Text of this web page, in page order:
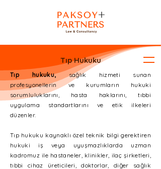
Tıp Hukuku
Tıp hukuku,sağlık hizmeti sunan
profesyonellerin ve kurumların hukuki
sorumluluklarını, hasta haklarını, tıbbi
uygulama standartlarını ve etik ilkeleri
düzenler.
Tıp hukuku kaynaklı özel teknik bilgi gerektiren
hukuki iş veya uyuşmazlıklarda uzman
kadromuz ile hastaneler, klinikler, ilaç şirketleri,
tıbbi cihaz üreticileri, doktorlar, diğer sağlık